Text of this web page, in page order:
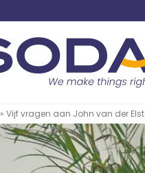
» Vijf vragen aan John van der Elst